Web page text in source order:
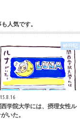
人気です。
絵日記
西学院大学には、摂理女性ル
いた。